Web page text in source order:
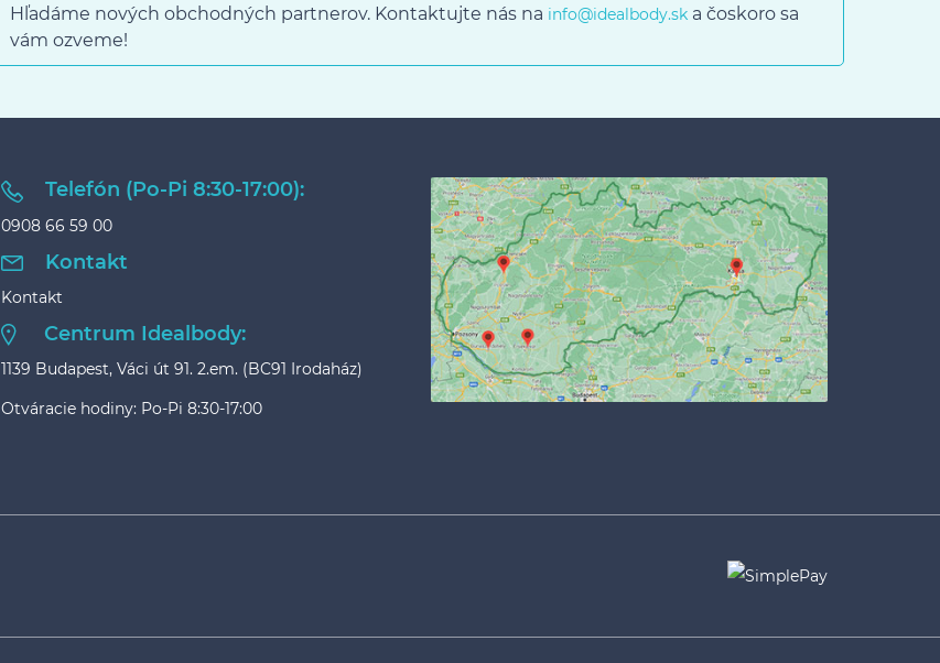
Hľadáme nových obchodných partnerov. Kontaktujte nás na info@idealbody.sk a čoskoro sa
vám ozveme!
Telefón (Po-Pi 8:30-17:00):
0908 66 59 00
Kontakt
Kontakt
Centrum Idealbody:
1139 Budapest, Váci út 91. 2.em. (BC91 Irodaház)
Otváracie hodiny: Po-Pi 8:30-17:00